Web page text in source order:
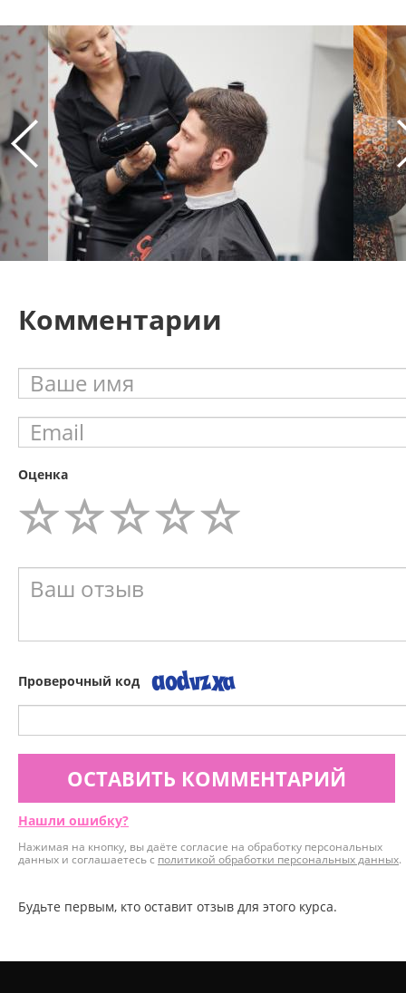
Комментарии
Оценка
Проверочный код
ОСТАВИТЬ КОММЕНТАРИЙ
Нашли ошибку?
Нажимая на кнопку, вы даёте согласие на обработку персональных
данных и соглашаетесь с политикой обработки персональных данных.
Будьте первым, кто оставит отзыв для этого курса.